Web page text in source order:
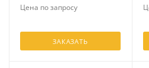
Цена по запросу
ЗАКАЗАТЬ